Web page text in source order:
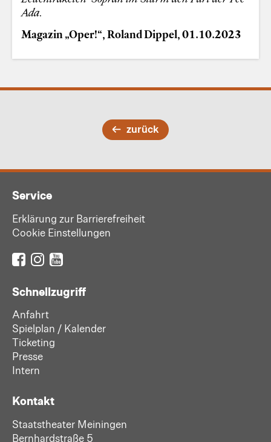
Ada.
Magazin „Oper!“, Roland Dippel, 01.10.2023
zurück
Service
Erklärung zur Barrierefreiheit
Cookie Einstellungen
Schnellzugriff
Anfahrt
Spielplan / Kalender
Ticketing
Presse
Intern
Kontakt
Staatstheater Meiningen
Bernhardstraße 5